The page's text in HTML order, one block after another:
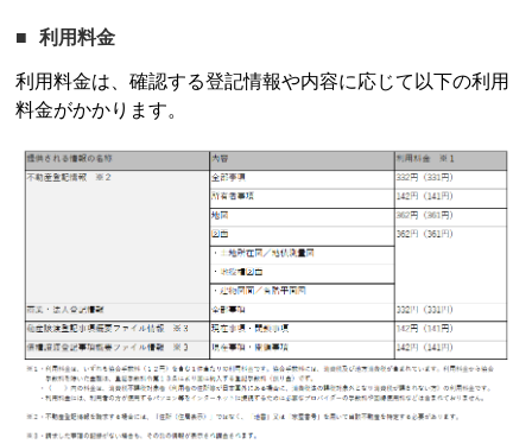
利用料金
利用料金は、確認する登記情報や内容に応じて以下の利用
料金がかかります。